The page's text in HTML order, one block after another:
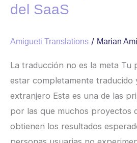
del SaaS
Amigueti Translations / Marian
La traducción no es la meta Tu
estar completamente traducido
extranjero Esta es una de las
por las que muchos proyectos
obtienen los resultados
crecimiento
SaaS